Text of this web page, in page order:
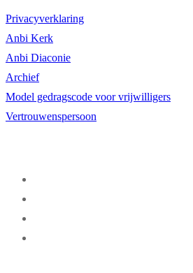
Privacyverklaring
Anbi Kerk
Anbi Diaconie
Archief
Model gedragscode voor vrijwilligers
Vertrouwenspersoon